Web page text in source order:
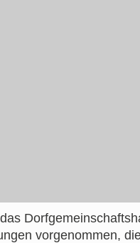
vorgenommen,